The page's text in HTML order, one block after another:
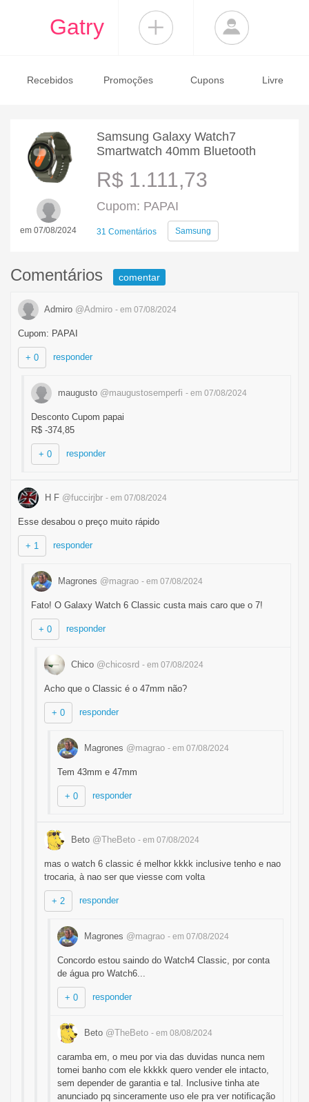
Gatry
Recebidos Promoções Cupons Livre
em 07/08/2024
Samsung Galaxy Watch7
Smartwatch 40mm Bluetooth
R$ 1.111,73
Cupom: PAPAI
31 Comentários Samsung
Comentários comentar
Admiro @Admiro - em 07/08/2024
Cupom: PAPAI
+ 0 responder
maugusto @maugustosemperfi - em 07/08/2024
Desconto Cupom papai
R$ -374,85
+ 0 responder
H F @fuccirjbr - em 07/08/2024
Esse desabou o preço muito rápido
+ 1 responder
Magrones @magrao - em 07/08/2024
Fato! O Galaxy Watch 6 Classic custa mais caro que o 7!
+ 0 responder
Chico @chicosrd - em 07/08/2024
Acho que o Classic é o 47mm não?
+ 0 responder
Magrones @magrao - em 07/08/2024
Tem 43mm e 47mm
+ 0 responder
Beto @TheBeto - em 07/08/2024
mas o watch 6 classic é melhor kkkk inclusive tenho e nao
trocaria, à nao ser que viesse com volta
+ 2 responder
Magrones @magrao - em 07/08/2024
Concordo estou saindo do Watch4 Classic, por conta
de água pro Watch6...
+ 0 responder
Beto @TheBeto - em 08/08/2024
caramba em, o meu por via das duvidas nunca nem
tomei banho com ele kkkkk quero vender ele intacto,
sem depender de garantia e tal. Inclusive tinha ate
anunciado pq sinceramente uso ele pra ver notificação